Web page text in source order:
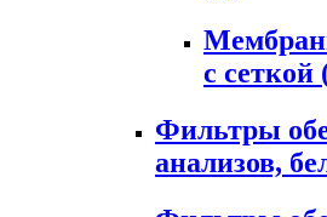
с сеткой
Фильтры
анализов,